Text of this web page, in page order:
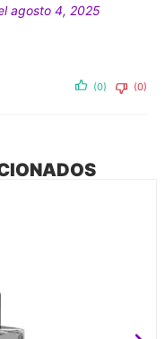
agosto 4, 2025
(0) (0)